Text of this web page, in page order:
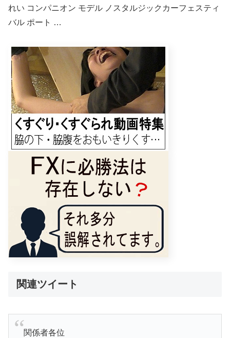
れい コンパニオン モデル ノスタルジックカーフェスティ
バル ポート …
関連ツイート
関係者各位